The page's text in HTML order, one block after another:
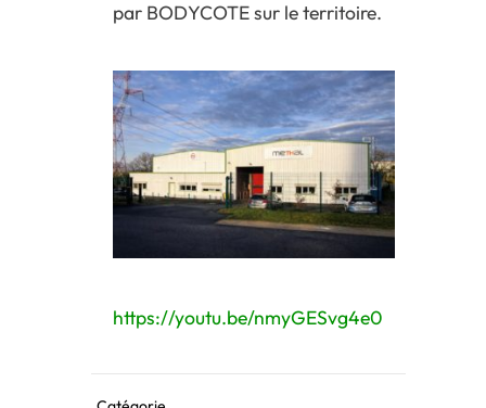
par BODYCOTE sur le territoire.
https://youtu.be/nmyGESvg4e0